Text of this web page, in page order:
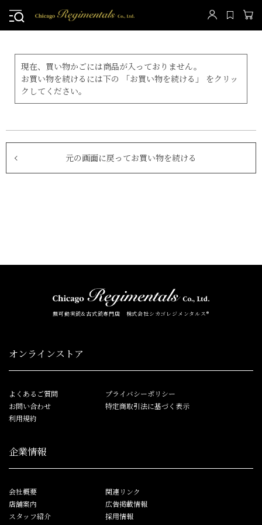
現在、買い物かごには商品が入っておりません。
お買い物を続けるには下の 「お買い物を続ける」 をクリッ
クしてください。
元の画面に戻ってお買い物を続ける
無可動実銃&古式銃専門店 株式会社シカゴレジメンタルス®
オンラインストア
よくあるご質問
お問い合わせ
利用規約
プライバシーポリシー
特定商取引法に基づく表示
企業情報
会社概要
店舗案内
スタッフ紹介
関連リンク
広告掲載情報
採用情報